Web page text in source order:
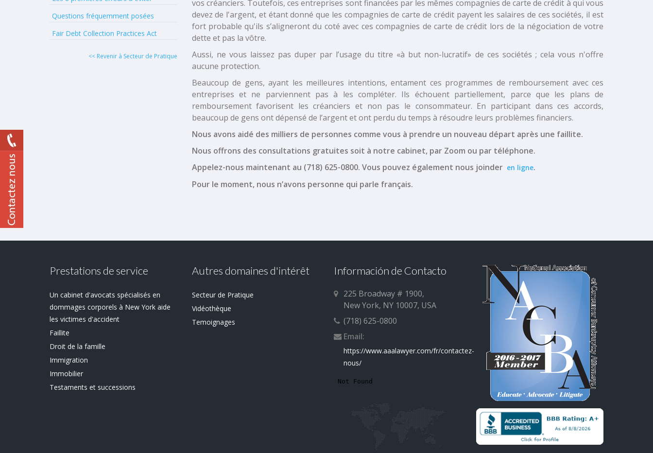
Questions fréquemment posées
Fair Debt Collection Practices Act
<< Revenir à Secteur de Pratique
vos créanciers. Toutefois, ces entreprises sont financées par les mêmes compagnies de carte de crédit à qui vous
devez de l'argent, et étant donné que les compagnies de carte de crédit payent les salaires de ces sociétés, il est
fort probable qu'ils s’aligneront du coté avec ces compagnies de carte de crédit lors de la négociation de votre
dette et pas la vôtre.
Aussi, ne vous laissez pas duper par l’usage du titre «à but non-lucratif» de ces sociétés ; cela vous n'offre
aucune protection.
Beaucoup de gens, ayant les meilleures intentions, entament ces programmes de remboursement avec ces
entreprises et ne parviennent pas à les compléter. Ils échouent partiellement, parce que les plans de
remboursement favorisent les créanciers et non pas le consommateur. En participant dans ces accords,
beaucoup de gens ont dépensé de l’argent et ont perdu du temps à résoudre leurs problèmes financiers.
Nous avons aidé des milliers de personnes comme vous à prendre un nouveau départ après une faillite.
Nous offrons des consultations gratuites soit à notre cabinet, par Zoom ou par téléphone.
Appelez-nous maintenant au (718) 625-0800. Vous pouvez également nous joinder en ligne.
Pour le moment, nous n’avons personne qui parle français.
Prestations de service
Un cabinet d'avocats spécialisés en
dommages corporels à New York aide
les victimes d'accident
Faillite
Droit de la famille
Immigration
Immobilier
Testaments et successions
Autres domaines d'intérêt
Secteur de Pratique
Vidéothèque
Temoignages
Información de Contacto
225 Broadway # 1900,
New York, NY 10007, USA
(718) 625-0800
Email:
https://www.aaalawyer.com/fr/contactez-
nous/